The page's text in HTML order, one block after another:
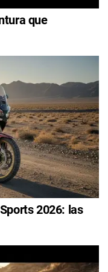
que
2026: las